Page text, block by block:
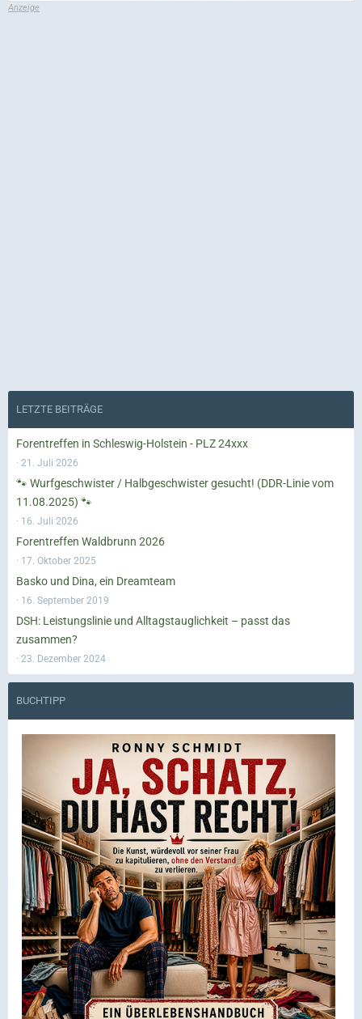
LETZTE BEITRÄGE
Forentreffen in Schleswig-Holstein - PLZ 24xxx
21. Juli 2026
🐾 Wurfgeschwister / Halbgeschwister gesucht! (DDR-Linie vom
11.08.2025) 🐾
16. Juli 2026
Forentreffen Waldbrunn 2026
17. Oktober 2025
Basko und Dina, ein Dreamteam
16. September 2019
DSH: Leistungslinie und Alltagstauglichkeit – passt das
zusammen?
23. Dezember 2024
BUCHTIPP